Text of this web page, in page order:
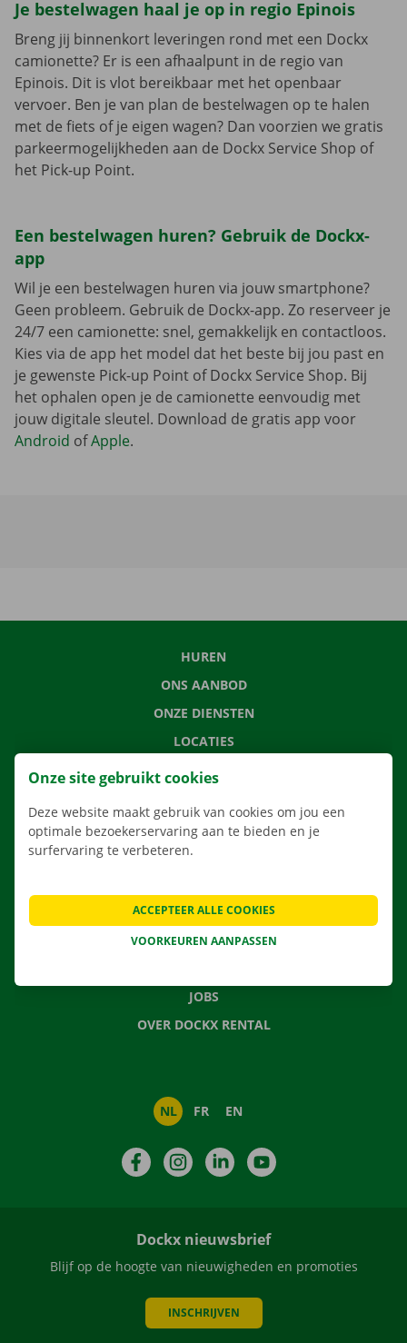
Je bestelwagen haal je op in regio Epinois
Breng jij binnenkort leveringen rond met een Dockx
camionette? Er is een afhaalpunt in de regio van
Epinois. Dit is vlot bereikbaar met het openbaar
vervoer. Ben je van plan de bestelwagen op te halen
met de fiets of je eigen wagen? Dan voorzien we gratis
parkeermogelijkheden aan de Dockx Service Shop of
het Pick-up Point.
Een bestelwagen huren? Gebruik de Dockx-
app
Wil je een bestelwagen huren via jouw smartphone?
Geen probleem. Gebruik de Dockx-app. Zo reserveer je
24/7 een camionette: snel, gemakkelijk en contactloos.
Kies via de app het model dat het beste bij jou past en
je gewenste Pick-up Point of Dockx Service Shop. Bij
het ophalen open je de camionette eenvoudig met
jouw digitale sleutel. Download de gratis app voor
Android ofApple.
HUREN
ONS AANBOD
ONZE DIENSTEN
LOCATIES
APP
VEELGESTELDE VRAGEN
NIEUWS
JOBS
OVER DOCKX RENTAL
NL FR EN
FacebookInstagramLinkedIn
Dockx nieuwsbrief
Blijf op de hoogte van nieuwigheden en promoties
INSCHRIJVEN
Onze site gebruikt cookies
Deze website maakt gebruik van cookies om jou een
optimale bezoekerservaring aan te bieden en je
surfervaring te verbeteren.
VOORKEUREN AANPASSEN
ACCEPTEER ALLE COOKIES